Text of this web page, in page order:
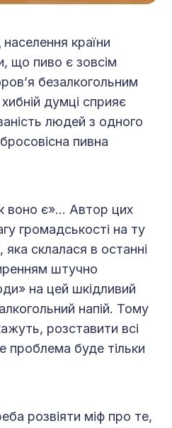
країни
що пиво є зовсім
безалкогольним
думці сприяє
людей з одного
пивна
воно є»… Автор цих
громадськості на ту
склалася в останні
штучно
на цей шкідливий
напій. Тому
розставити всі
проблема буде тільки
розвіяти міф про те,